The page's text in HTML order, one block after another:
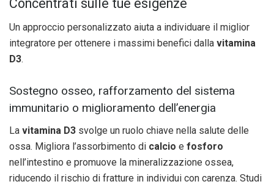
Concentrati sulle tue esigenze
Un approccio personalizzato aiuta a individuare il miglior
integratore per ottenere i massimi benefici dalla vitamina
D3.
Sostegno osseo, rafforzamento del sistema
immunitario o miglioramento dell’energia
La vitamina D3 svolge un ruolo chiave nella salute delle
ossa. Migliora l’assorbimento di calcio e fosforo
nell’intestino e promuove la mineralizzazione ossea,
riducendo il rischio di fratture in individui con carenza. Studi